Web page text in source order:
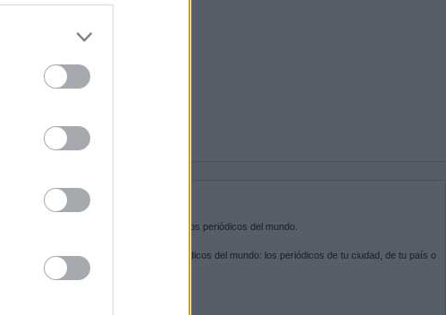
SOBRE KIOSKO.NET
es la puerta de entrada a los periódicos del mundo.
Navega por las portadas de los periódicos del mundo: los periódicos de tu ciudad, de tu país o
del otro extremo del mundo.